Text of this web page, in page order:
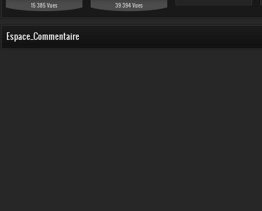
15 385 Vues 39 394 Vues
Espace_Commentaire